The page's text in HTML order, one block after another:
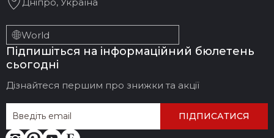
World
Підпишіться на інформаційний бюлетень
сьогодні
Дізнайтеся першим про знижки та акції
ПІДПИСАТИСЯ